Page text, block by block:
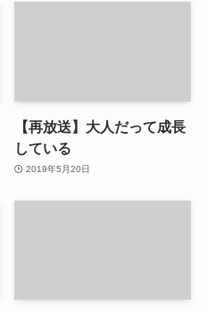
【再放送】大人だって成長
している
2019年5月20日